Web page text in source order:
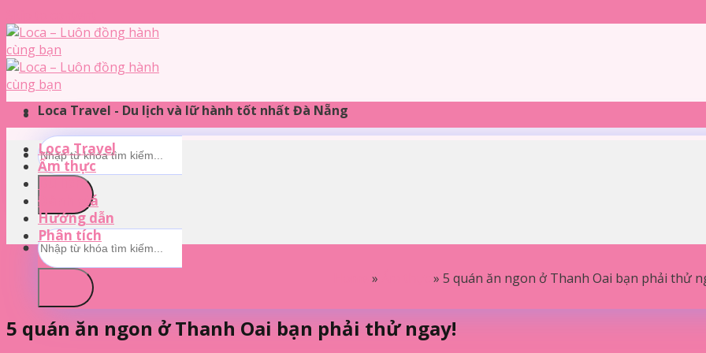
Loca Travel - Du lịch và lữ hành tốt nhất Đà Nẵng
Loca Travel
Ẩm thực
Du lịch
Đánh giá
Hướng dẫn
Phân tích
» » 5 quán ăn ngon ở Thanh Oai bạn phải thử
5 quán ăn ngon ở Thanh Oai bạn phải thử ngay!